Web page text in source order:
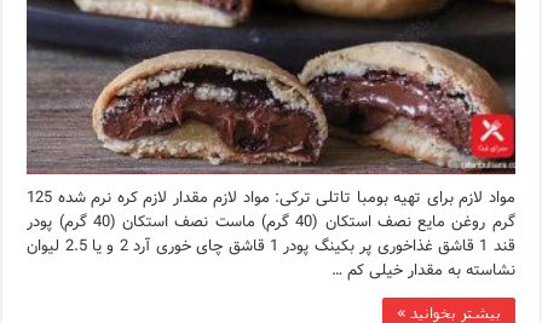
موزه افسانه‌های کارتال استانبول؛ سفری به دنیای قصه‌ها در
موزه ساعت کاخ توپکاپی استانبول
اجاره خانه در استانبول چگونه است؟ راهنمای کامل در سال 2026
مواد لازم برای تهیه بومبا تاتلی ترکی: مواد لازم مقدار لازم کره نرم شده 125
گرم روغن مایع نصف استکان (40 گرم) ماست نصف استکان (40 گرم) پودر
قند 1 قاشق غذاخوری پر بکینگ پودر 1 قاشق چای خوری آرد 2 و یا 2.5 لیوان
نشاسته به مقدار خیلی کم …
بیشتر بخوانید »